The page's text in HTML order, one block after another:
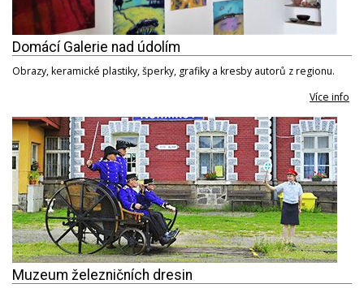
Domácí Galerie nad údolím
Obrazy, keramické plastiky, šperky, grafiky a kresby autorů z regionu.
Více info
Muzeum železničních dresin